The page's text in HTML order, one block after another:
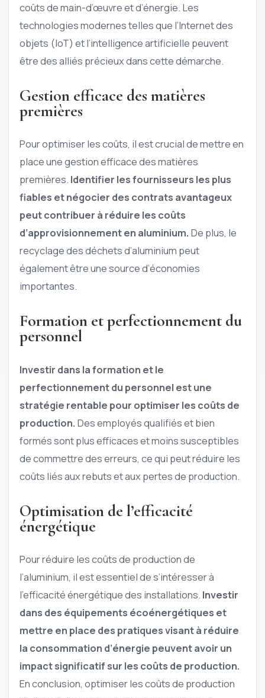
coûts de main-d’œuvre et d’énergie. Les
technologies modernes telles que l’Internet des
objets (IoT) et l’intelligence artificielle peuvent
être des alliés précieux dans cette démarche.
Gestion efficace des matières
premières
Pour optimiser les coûts, il est crucial de mettre en
place une gestion efficace des matières
premières. Identifier les fournisseurs les plus
fiables et négocier des contrats avantageux
peut contribuer à réduire les coûts
d’approvisionnement en aluminium. De plus, le
recyclage des déchets d’aluminium peut
également être une source d’économies
importantes.
Formation et perfectionnement du
personnel
Investir dans la formation et le
perfectionnement du personnel est une
stratégie rentable pour optimiser les coûts de
production. Des employés qualifiés et bien
formés sont plus efficaces et moins susceptibles
de commettre des erreurs, ce qui peut réduire les
coûts liés aux rebuts et aux pertes de production.
Optimisation de l’efficacité
énergétique
Pour réduire les coûts de production de
l’aluminium, il est essentiel de s’intéresser à
l’efficacité énergétique des installations. Investir
dans des équipements écoénergétiques et
mettre en place des pratiques visant à réduire
la consommation d’énergie peuvent avoir un
impact significatif sur les coûts de production.
En conclusion, optimiser les coûts de production